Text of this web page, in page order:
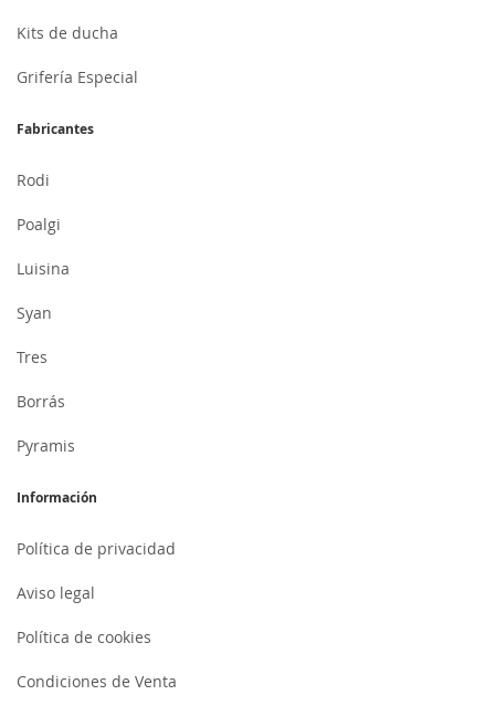
Kits de ducha
Grifería Especial
Fabricantes
Rodi
Poalgi
Luisina
Syan
Tres
Borrás
Pyramis
Información
Política de privacidad
Aviso legal
Política de cookies
Condiciones de Venta